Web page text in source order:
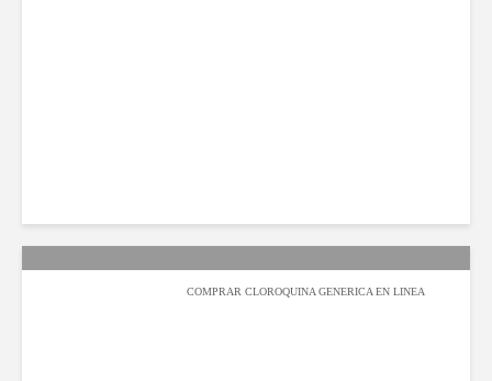
COMPRAR CLOROQUINA GENERICA EN LINEA